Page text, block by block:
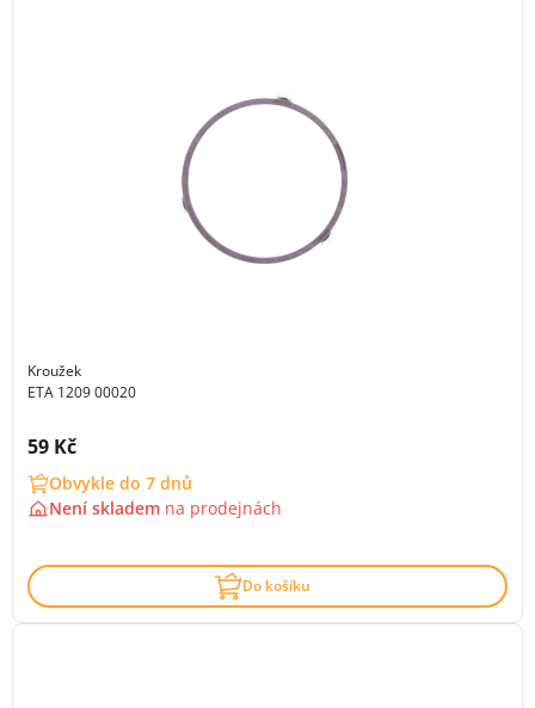
Kroužek
ETA 1209 00020
Cena s DPH:
59 Kč
Obvykle do 7 dnů
Není skladem na prodejnách
Do košíku